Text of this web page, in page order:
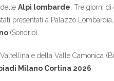
Alpi lombarde . Tre giorni
presentati a Palazzo
(Sondrio).
e della Valle Camonica
Milano Cortina 2026